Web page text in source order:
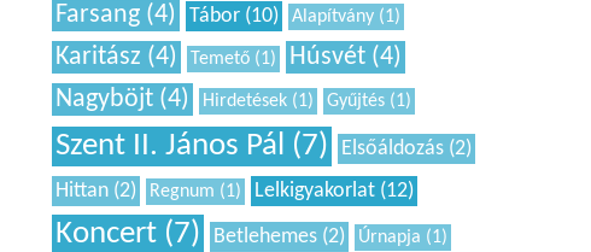
Farsang (4) Tábor (10) Alapítvány (1)
Karitász (4) Temető (1)
Húsvét (4)
Nagyböjt (4)
Hirdetések (1) Gyűjtés (1)
Szent II. János Pál (7)
Elsőáldozás (2)
Hittan (2)
Regnum (1) Lelkigyakorlat (12)
Koncert (7) Betlehemes (2) Úrnapja (1)